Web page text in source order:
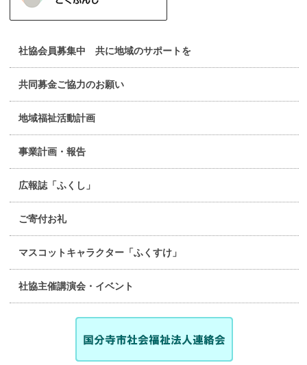
社協会員募集中 共に地域のサポートを
共同募金ご協力のお願い
地域福祉活動計画
事業計画・報告
広報誌「ふくし」
ご寄付お礼
マスコットキャラクター「ふくすけ」
社協主催講演会・イベント